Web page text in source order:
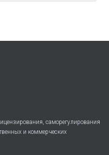
саморегулирования
и коммерческих